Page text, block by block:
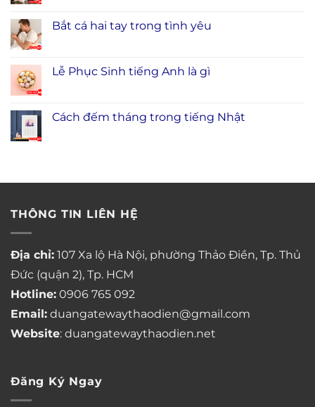
Bắt cá hai tay trong tình yêu
Lễ Phục Sinh tiếng Anh là gì
Cách đếm tháng trong tiếng Nhật
THÔNG TIN LIÊN HỆ
Địa chỉ: 107 Xa lộ Hà Nội, phường Thảo Điền, Tp. Thủ
Đức (quận 2), Tp. HCM
Hotline: 0906 765 092
Email: duangatewaythaodien@gmail.com
Website: duangatewaythaodien.net
Đăng Ký Ngay